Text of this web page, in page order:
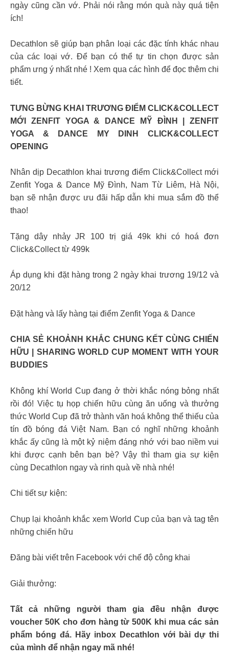
ngày cũng cần vớ. Phải nói rằng món quà này quá tiện
ích!
Decathlon sẽ giúp bạn phân loại các đặc tính khác nhau
của các loại vớ. Để bạn có thể tự tin chọn được sản
phẩm ưng ý nhất nhé ! Xem qua các hình để đọc thêm chi
tiết.
TƯNG BỪNG KHAI TRƯƠNG ĐIỂM CLICK&COLLECT
MỚI ZENFIT YOGA & DANCE MỸ ĐÌNH | ZENFIT
YOGA & DANCE MY DINH CLICK&COLLECT
OPENING
Nhân dịp Decathlon khai trương điểm Click&Collect mới
Zenfit Yoga & Dance Mỹ Đình, Nam Từ Liêm, Hà Nội,
bạn sẽ nhận được ưu đãi hấp dẫn khi mua sắm đồ thể
thao!
Tặng dây nhảy JR 100 trị giá 49k khi có hoá đơn
Click&Collect từ 499k
Áp dụng khi đặt hàng trong 2 ngày khai trương 19/12 và
20/12
Đặt hàng và lấy hàng tại điểm Zenfit Yoga & Dance
CHIA SẺ KHOẢNH KHẮC CHUNG KẾT CÙNG CHIẾN
HỮU | SHARING WORLD CUP MOMENT WITH YOUR
BUDDIES
Không khí World Cup đang ở thời khắc nóng bỏng nhất
rồi đó! Việc tụ họp chiến hữu cùng ăn uống và thưởng
thức World Cup đã trở thành văn hoá không thể thiếu của
tín đồ bóng đá Việt Nam. Bạn có nghĩ những khoảnh
khắc ấy cũng là một kỷ niệm đáng nhớ với bao niềm vui
khi được cạnh bên bạn bè? Vậy thì tham gia sự kiện
cùng Decathlon ngay và rinh quà về nhà nhé!
Chi tiết sự kiện:
Chụp lại khoảnh khắc xem World Cup của bạn và tag tên
những chiến hữu
Đăng bài viết trên Facebook với chế độ công khai
Giải thưởng:
Tất cả những người tham gia đều nhận được
voucher 50K cho đơn hàng từ 500K khi mua các sản
phẩm bóng đá. Hãy inbox Decathlon với bài dự thi
của mình để nhận ngay mã nhé!